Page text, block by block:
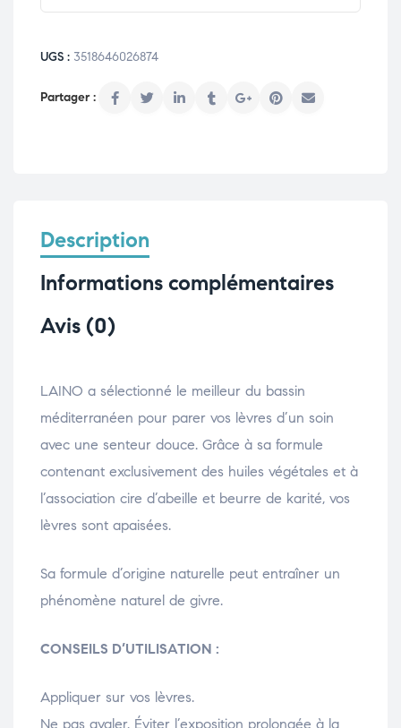
UGS : 3518646026874
Description
Informations complémentaires
Avis (0)
LAINO a sélectionné le meilleur du bassin
méditerranéen pour parer vos lèvres d’un soin
avec une senteur douce. Grâce à sa formule
contenant exclusivement des huiles végétales et à
l’association cire d’abeille et beurre de karité, vos
lèvres sont apaisées.
Sa formule d’origine naturelle peut entraîner un
phénomène naturel de givre.
CONSEILS D’UTILISATION :
Appliquer sur vos lèvres.
Ne pas avaler. Éviter l’exposition prolongée à la